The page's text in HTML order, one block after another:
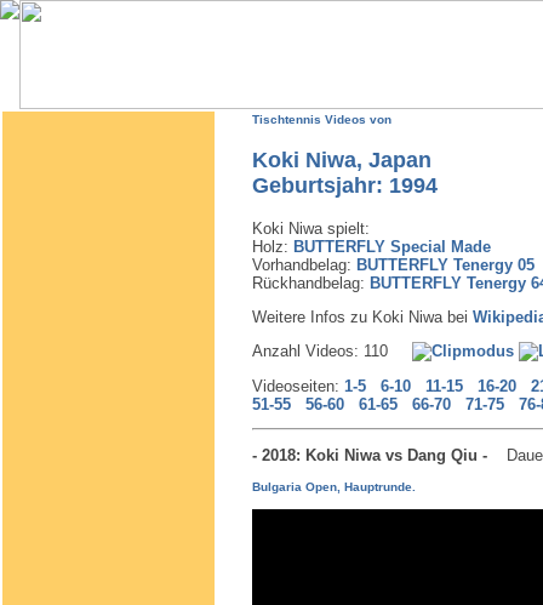
Tischtennis Videos von
Koki Niwa, Japan
Geburtsjahr: 1994
Koki Niwa spielt:
Holz: BUTTERFLY Special Made
Vorhandbelag: BUTTERFLY Tenergy 05
Rückhandbelag: BUTTERFLY Tenergy
Weitere Infos zu Koki Niwa bei
Anzahl Videos: 110
Videoseiten: 1-5 6-10 11-15 16-20
51-55
56-60 61-65 66-70 71-75
- 2018: Koki Niwa vs Dang Qiu -
Bulgaria Open, Hauptrunde.